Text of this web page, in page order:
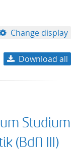
Change display
title descending
Download all
Studium
(BdN III)